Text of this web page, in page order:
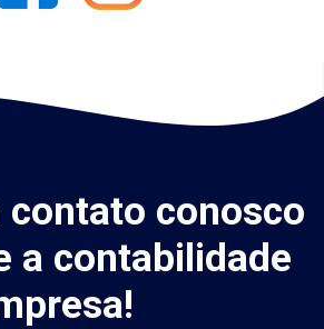
contato conosco
a contabilidade